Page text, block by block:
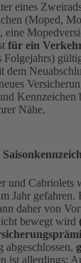
eines
(Moped,
eine
für ein
Folgejahrs)
dem
Kennzeichen
Nähe.
und Cabriolets
Jahr gefahren.
daher von
bewegt wird
abgeschlossen,
ist allerdings: